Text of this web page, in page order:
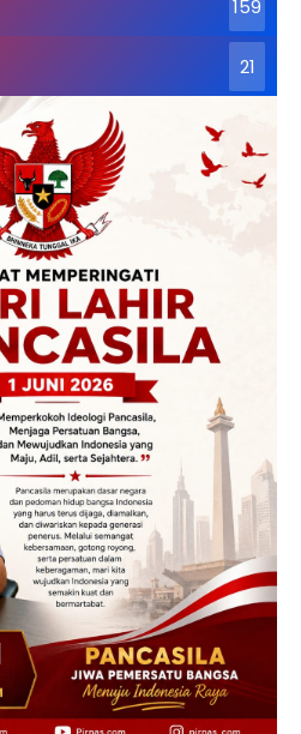
159
21